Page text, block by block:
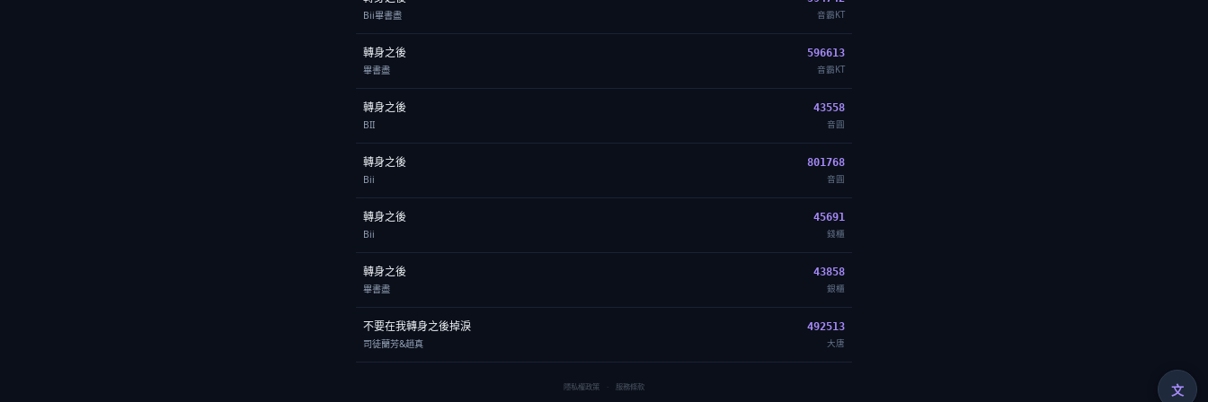
Bii畢書盡 音霸KT
轉身之後
畢書盡
596613
音霸KT
轉身之後
BII
43558
音圓
轉身之後
Bii
801768
音圓
轉身之後
Bii
45691
錢櫃
轉身之後
畢書盡
43858
銀櫃
不要在我轉身之後掉淚
司徒蘭芳&趙真
492513
大唐
隱私權政策 · 服務條款 文